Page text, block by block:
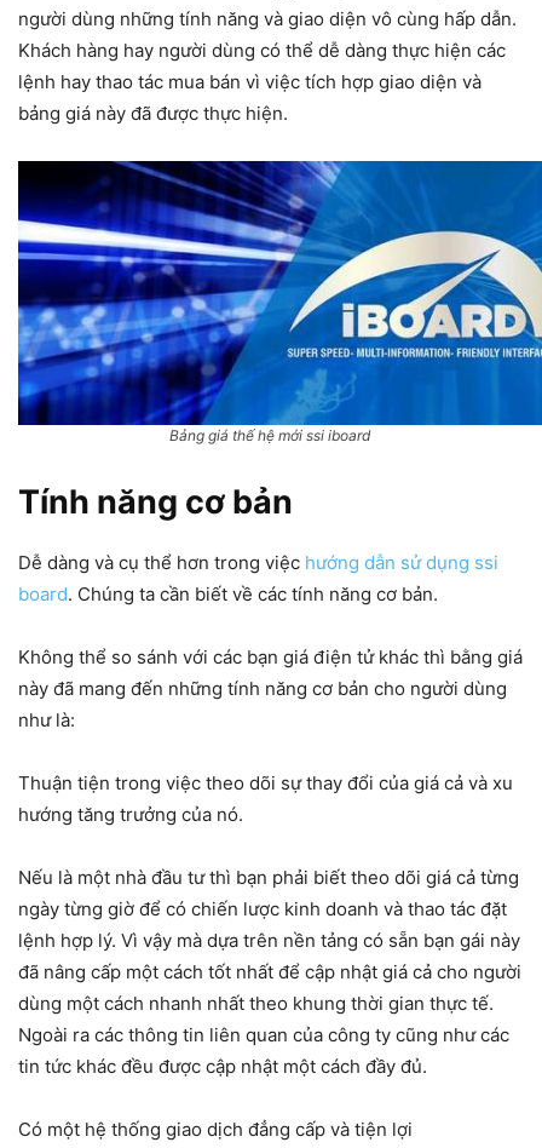
người dùng những tính năng và giao diện vô cùng hấp dẫn.
Khách hàng hay người dùng có thể dễ dàng thực hiện các
lệnh hay thao tác mua bán vì việc tích hợp giao diện và
bảng giá này đã được thực hiện.
Bảng giá thế hệ mới ssi iboard
Tính năng cơ bản
Dễ dàng và cụ thể hơn trong việc hướng dẫn sử dụng ssi
board. Chúng ta cần biết về các tính năng cơ bản.
Không thể so sánh với các bạn giá điện tử khác thì bằng giá
này đã mang đến những tính năng cơ bản cho người dùng
như là:
Thuận tiện trong việc theo dõi sự thay đổi của giá cả và xu
hướng tăng trưởng của nó.
Nếu là một nhà đầu tư thì bạn phải biết theo dõi giá cả từng
ngày từng giờ để có chiến lược kinh doanh và thao tác đặt
lệnh hợp lý. Vì vậy mà dựa trên nền tảng có sẵn bạn gái này
đã nâng cấp một cách tốt nhất để cập nhật giá cả cho người
dùng một cách nhanh nhất theo khung thời gian thực tế.
Ngoài ra các thông tin liên quan của công ty cũng như các
tin tức khác đều được cập nhật một cách đầy đủ.
Có một hệ thống giao dịch đẳng cấp và tiện lợi